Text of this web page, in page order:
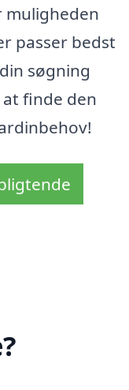
muligheden
passer bedst
søgning
finde den